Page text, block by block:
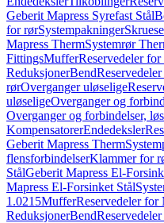
Geberit Mapress Syrefast Stål
for rørSystempakninger
Mapress ThermSystemrør
FittingsMufferReservedeler
ReduksjonerBend
rørOverganger uløselige
uløseligeOverganger og
Overganger og forbindelser,
KompensatorerEndedeksler
Geberit Mapress Therm
flensforbindelserKlammer for
StålGeberit Mapress El-
Mapress El-Forsinket Stål
1.0215MufferReservedeler for
ReduksjonerBend